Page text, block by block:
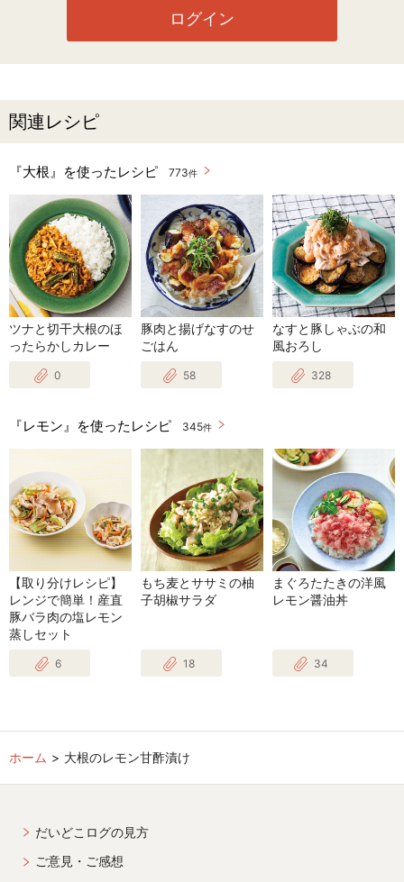
ログイン
関連レシピ
『大根』を使ったレシピ 773件
ツナと切干大根のほ
ったらかしカレー
0
豚肉と揚げなすのせ
ごはん
58
なすと豚しゃぶの和
風おろし
328
『レモン』を使ったレシピ 345件
【取り分けレシピ】
レンジで簡単！産直
豚バラ肉の塩レモン
蒸しセット
6
もち麦とササミの柚
子胡椒サラダ
18
まぐろたたきの洋風
レモン醤油丼
34
ホーム 大根のレモン甘酢漬け
だいどこログの見方
ご意見・ご感想